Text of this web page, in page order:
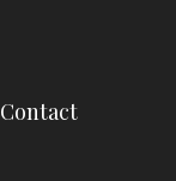
Contact